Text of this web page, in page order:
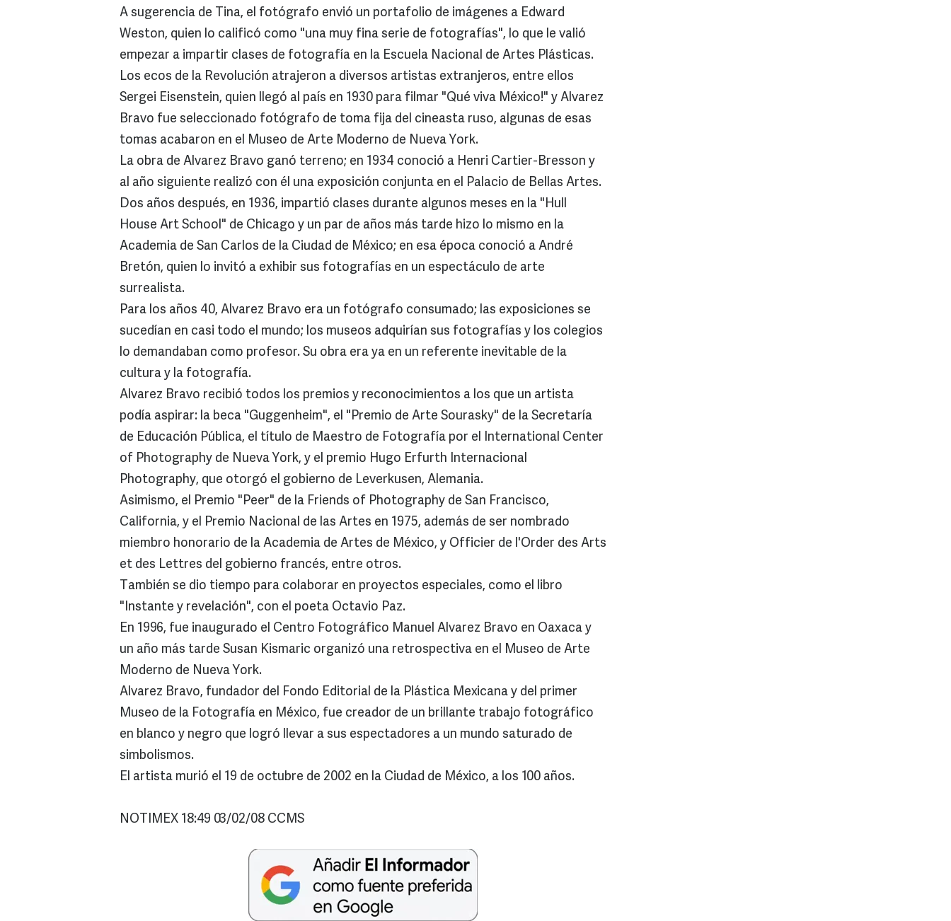
A sugerencia de Tina, el fotógrafo envió un portafolio de imágenes a Edward
Weston, quien lo calificó como "una muy fina serie de fotografías", lo que le valió
empezar a impartir clases de fotografía en la Escuela Nacional de Artes Plásticas.
Los ecos de la Revolución atrajeron a diversos artistas extranjeros, entre ellos
Sergei Eisenstein, quien llegó al país en 1930 para filmar "Qué viva México!" y Alvarez
Bravo fue seleccionado fotógrafo de toma fija del cineasta ruso, algunas de esas
tomas acabaron en el Museo de Arte Moderno de Nueva York.
La obra de Alvarez Bravo ganó terreno; en 1934 conoció a Henri Cartier-Bresson y
al año siguiente realizó con él una exposición conjunta en el Palacio de Bellas Artes.
Dos años después, en 1936, impartió clases durante algunos meses en la "Hull
House Art School" de Chicago y un par de años más tarde hizo lo mismo en la
Academia de San Carlos de la Ciudad de México; en esa época conoció a André
Bretón, quien lo invitó a exhibir sus fotografías en un espectáculo de arte
surrealista.
Para los años 40, Alvarez Bravo era un fotógrafo consumado; las exposiciones se
sucedían en casi todo el mundo; los museos adquirían sus fotografías y los colegios
lo demandaban como profesor. Su obra era ya en un referente inevitable de la
cultura y la fotografía.
Alvarez Bravo recibió todos los premios y reconocimientos a los que un artista
podía aspirar: la beca "Guggenheim", el "Premio de Arte Sourasky" de la Secretaría
de Educación Pública, el título de Maestro de Fotografía por el International Center
of Photography de Nueva York, y el premio Hugo Erfurth Internacional
Photography, que otorgó el gobierno de Leverkusen, Alemania.
Asimismo, el Premio "Peer" de la Friends of Photography de San Francisco,
California, y el Premio Nacional de las Artes en 1975, además de ser nombrado
miembro honorario de la Academia de Artes de México, y Officier de l'Order des Arts
et des Lettres del gobierno francés, entre otros.
También se dio tiempo para colaborar en proyectos especiales, como el libro
"Instante y revelación", con el poeta Octavio Paz.
En 1996, fue inaugurado el Centro Fotográfico Manuel Alvarez Bravo en Oaxaca y
un año más tarde Susan Kismaric organizó una retrospectiva en el Museo de Arte
Moderno de Nueva York.
Alvarez Bravo, fundador del Fondo Editorial de la Plástica Mexicana y del primer
Museo de la Fotografía en México, fue creador de un brillante trabajo fotográfico
en blanco y negro que logró llevar a sus espectadores a un mundo saturado de
simbolismos.
El artista murió el 19 de octubre de 2002 en la Ciudad de México, a los 100 años.
NOTIMEX 18:49 03/02/08 CCMS